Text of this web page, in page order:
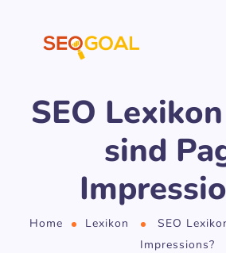
SEO
sind
Home Lexikon
SEO
Impressions?